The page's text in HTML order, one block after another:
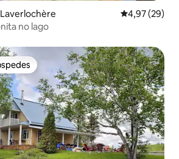
4,97 de uma
4,97 (29)
no lago
dos hóspedes